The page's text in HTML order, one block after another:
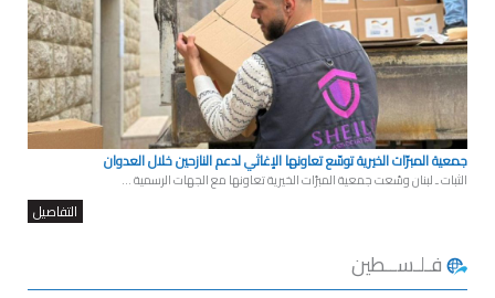
جمعية المبرّات الخيرية توسّع تعاونها الإغاثي لدعم النازحين خلال العدوان
الثبات ـ لبنان وسّعت جمعية المبرّات الخيرية تعاونها مع الجهات الرسمية ...
التفاصيل
فـلـســطين